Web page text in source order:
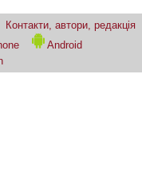
Контакти, автори, редакція
Android